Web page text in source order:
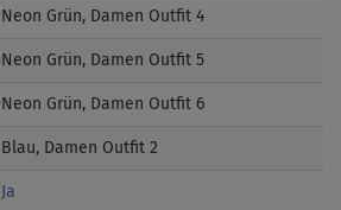
Neon Grün, Damen Outfit 4
Neon Grün, Damen Outfit 5
Neon Grün, Damen Outfit 6
Blau, Damen Outfit 2
Ja